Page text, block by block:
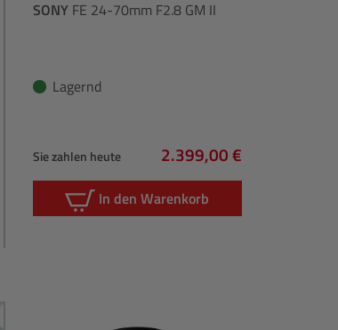
SONYFE 24-70mm F2.8 GM II
Lagernd
Sie zahlen heute
Regulärer Preis:
2.399,00 €
In den Warenkorb